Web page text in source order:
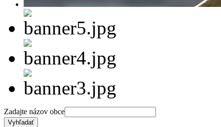
Zadajte názov obce